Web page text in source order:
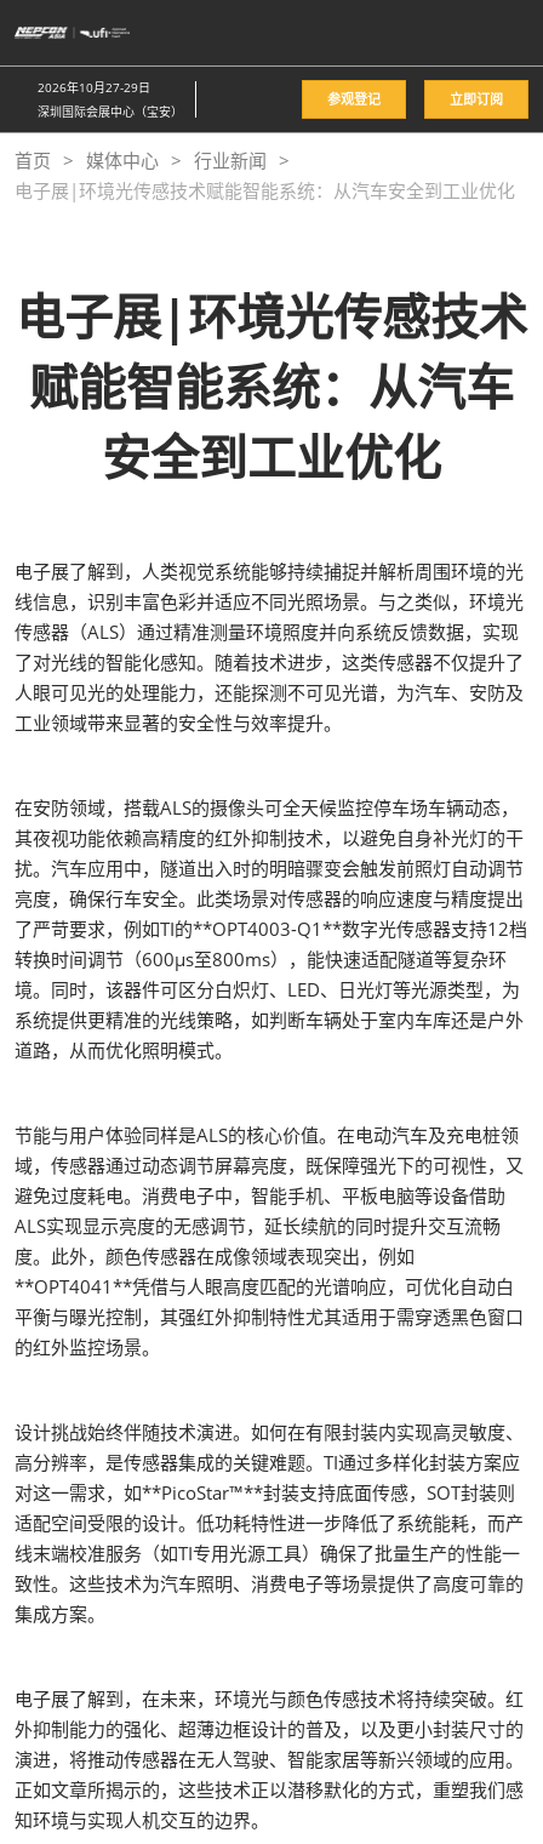
接
跳
至
内
容
2026年10月27-29日
深圳国际会展中心（宝安）
参观登记 立即订阅
首页 媒体中心
行业新闻
电子展|环境光传感技术赋能智能系统：从汽车安全到工业优化
电子展|环境光传感技术
赋能智能系统：从汽车
安全到工业优化
电子展了解到，人类视觉系统能够持续捕捉并解析周围环境的光
线信息，识别丰富色彩并适应不同光照场景。与之类似，环境光
传感器（ALS）通过精准测量环境照度并向系统反馈数据，实现
了对光线的智能化感知。随着技术进步，这类传感器不仅提升了
人眼可见光的处理能力，还能探测不可见光谱，为汽车、安防及
工业领域带来显著的安全性与效率提升。
在安防领域，搭载ALS的摄像头可全天候监控停车场车辆动态，
其夜视功能依赖高精度的红外抑制技术，以避免自身补光灯的干
扰。汽车应用中，隧道出入时的明暗骤变会触发前照灯自动调节
亮度，确保行车安全。此类场景对传感器的响应速度与精度提出
了严苛要求，例如TI的**OPT4003-Q1**数字光传感器支持12档
转换时间调节（600μs至800ms），能快速适配隧道等复杂环
境。同时，该器件可区分白炽灯、LED、日光灯等光源类型，为
系统提供更精准的光线策略，如判断车辆处于室内车库还是户外
道路，从而优化照明模式。
节能与用户体验同样是ALS的核心价值。在电动汽车及充电桩领
域，传感器通过动态调节屏幕亮度，既保障强光下的可视性，又
避免过度耗电。消费电子中，智能手机、平板电脑等设备借助
ALS实现显示亮度的无感调节，延长续航的同时提升交互流畅
度。此外，颜色传感器在成像领域表现突出，例如
**OPT4041**凭借与人眼高度匹配的光谱响应，可优化自动白
平衡与曝光控制，其强红外抑制特性尤其适用于需穿透黑色窗口
的红外监控场景。
设计挑战始终伴随技术演进。如何在有限封装内实现高灵敏度、
高分辨率，是传感器集成的关键难题。TI通过多样化封装方案应
对这一需求，如**PicoStar™**封装支持底面传感，SOT封装则
适配空间受限的设计。低功耗特性进一步降低了系统能耗，而产
线末端校准服务（如TI专用光源工具）确保了批量生产的性能一
致性。这些技术为汽车照明、消费电子等场景提供了高度可靠的
集成方案。
电子展了解到，在未来，环境光与颜色传感技术将持续突破。红
外抑制能力的强化、超薄边框设计的普及，以及更小封装尺寸的
演进，将推动传感器在无人驾驶、智能家居等新兴领域的应用。
正如文章所揭示的，这些技术正以潜移默化的方式，重塑我们感
知环境与实现人机交互的边界。